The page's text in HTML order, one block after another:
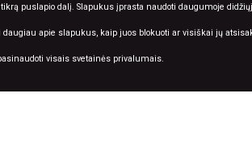
internetu
puslapio dalį. Slapukus įprasta naudoti daugumoje
apie slapukus, kaip juos blokuoti ar visiškai jų
visais svetainės privalumais.